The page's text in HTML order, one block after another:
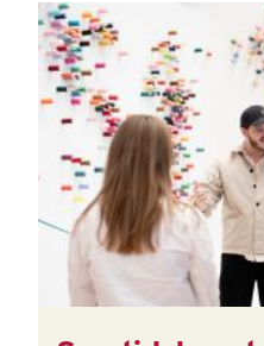
BILLEDE